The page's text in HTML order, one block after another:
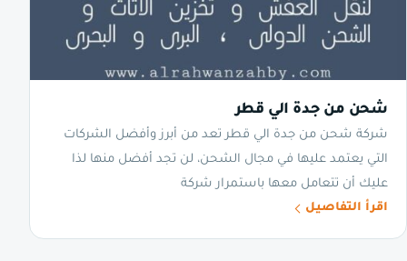
شحن من جدة الي قطر
شركة شحن من جدة الي قطر تعد من أبرز وأفضل الشركات
التي يعتمد عليها في مجال الشحن، لن تجد أفضل منها لذا
عليك أن تتعامل معها باستمرار شركة
اقرأ التفاصيل